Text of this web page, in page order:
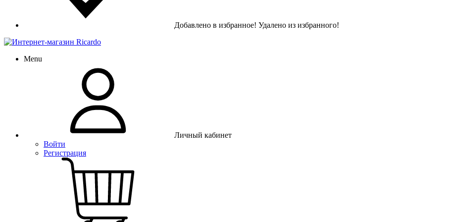
Добавлено в избранное! Удалено из избранного!
Menu
Личный кабинет
Войти
Регистрация